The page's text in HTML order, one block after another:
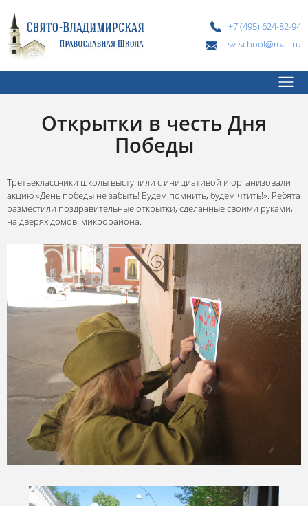
+7 (495) 624-82-94
sv-school@mail.ru
Открытки в честь Дня
Победы
Третьеклассники школы выступили с инициативой и организовали
акцию «День победы не забыть! Будем помнить, будем чтить!». Ребята
разместили поздравительные открытки, сделанные своими руками,
на дверях домов микрорайона.